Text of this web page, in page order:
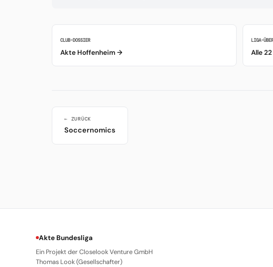
CLUB-DOSSIER
Akte Hoffenheim →
LIGA-
Alle
← ZURÜCK
Soccernomics
Akte Bundesliga
Ein Projekt der Closelook Venture GmbH
Thomas Look (Gesellschafter)